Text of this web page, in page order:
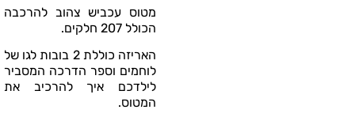
מטוס עכביש צהוב להרכבה
הכולל 207 חלקים.
האריזה כוללת 2 בובות לגו של
לוחמים וספר הדרכה המסביר
לילדכם איך להרכיב את
המטוס.